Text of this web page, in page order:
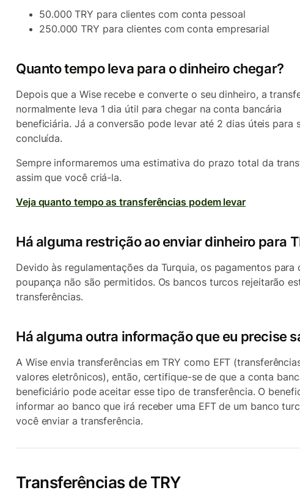
50.000 TRY para clientes com conta pessoal
250.000 TRY para clientes com conta empresarial
Quanto tempo leva para o dinheiro chegar?
Depois que a Wise recebe e converte o seu dinheiro, a
normalmente leva 1 dia útil para chegar na conta bancária
beneficiária. Já a conversão pode levar até 2 dias úteis para
concluída.
Sempre informaremos uma estimativa do prazo total da
assim que você criá-la.
Veja quanto tempo as transferências podem levar
Há alguma restrição ao enviar dinheiro para
Devido às regulamentações da Turquia, os pagamentos para
poupança não são permitidos. Os bancos turcos rejeitarão
transferências.
Há alguma outra informação que eu precise
A Wise envia transferências em TRY como EFT
valores eletrônicos), então, certifique-se de que a conta
beneficiário pode aceitar esse tipo de transferência. O
informar ao banco que irá receber uma EFT de um banco
você enviar a transferência.
Transferências de TRY